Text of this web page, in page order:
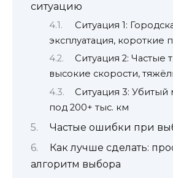
ситуацию
Ситуация 1:
эксплуатация, короткие
Ситуация 2: Частые
высокие скорости,
Ситуация 3: Убитый
под 200+ тыс. км
Частые ошибки при
Как лучше сделать:
алгоритм выбора